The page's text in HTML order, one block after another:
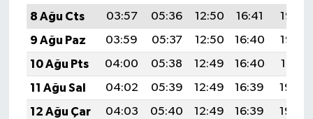
8 Ağu Cts
03:57 05:36 12:50 16:41
19:53
9 Ağu Paz
03:59 05:37 12:50 16:40
19:52
10 Ağu Pts
04:00 05:38 12:49 16:40
19:51
11 Ağu Sal
04:02 05:39 12:49 16:39
19:50
12 Ağu Çar
04:03 05:40 12:49 16:39
19:48